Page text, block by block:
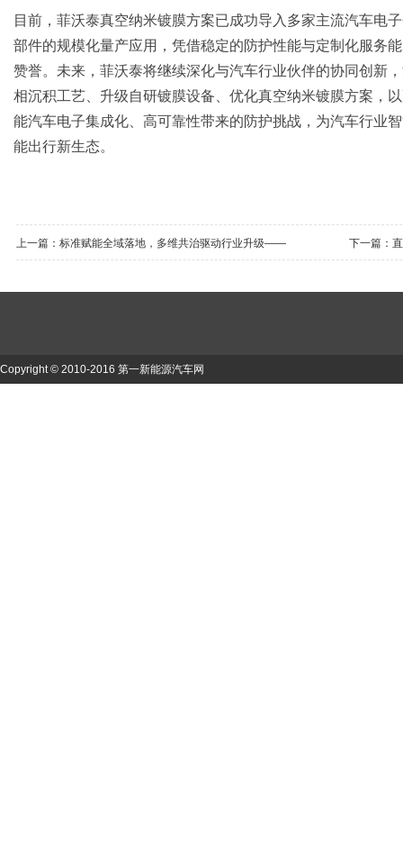
目前，菲沃泰真空纳米镀膜方案已成功导入多家主流汽车电
部件的规模化量产应用，凭借稳定的防护性能与定制化服务
赞誉。未来，菲沃泰将继续深化与汽车行业伙伴的协同创新
相沉积工艺、升级自研镀膜设备、优化真空纳米镀膜方案，
能汽车电子集成化、高可靠性带来的防护挑战，为汽车行业
能出行新生态。
上一篇： 标准赋能全域落地，多维共治驱动行业升级—— 下一篇：
Copyright © 2010-2016 第一新能源汽车网